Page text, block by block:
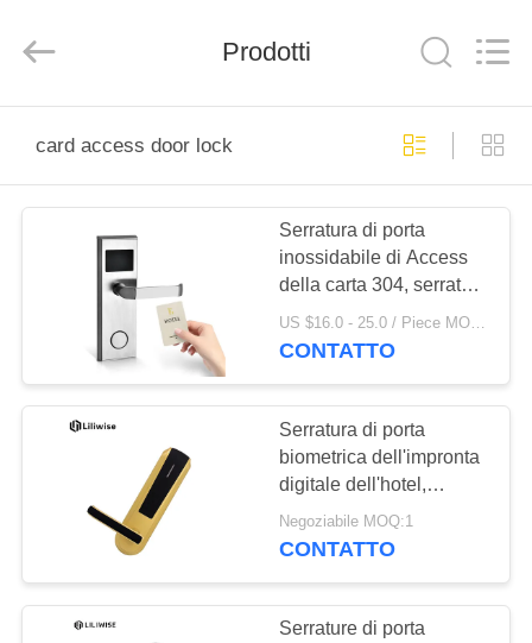
PRODOTTI
CIRCA
GIRO
DELLA
FABBRICA
CONTROLLO
DI
QUALITÀ
Technology
Limited.
Reserved.
Prodotti
card access door lock
Serratura di porta
inossidabile di Access
della carta 304, serratura
di porta Keyless
dell'hotel della carta di
US $16.0 - 25.0 / Piece MOQ:1
CONTATTO
Serratura di porta
biometrica dell'impronta
digitale dell'hotel,
portata lunga di durata di
vita della batteria della
Negoziabile MOQ:1
CONTATTO
Serrature di porta